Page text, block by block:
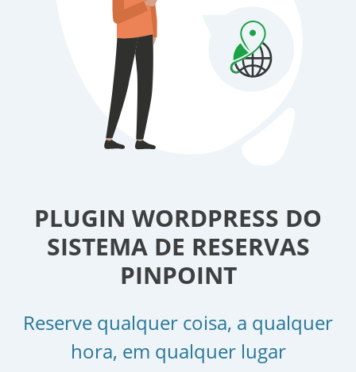
PLUGIN WORDPRESS DO
SISTEMA DE RESERVAS
PINPOINT
Reserve qualquer coisa, a qualquer
hora, em qualquer lugar